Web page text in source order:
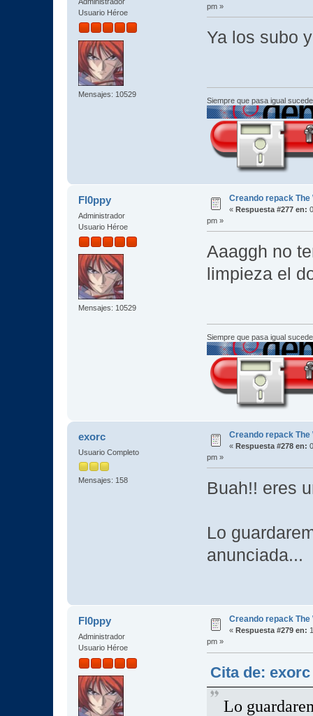
Usuario Héroe
Mensajes: 10529
pm »
Ya los subo
Siempre que pasa igual
Fl0ppy
Administrador
Usuario Héroe
Mensajes: 10529
Creando repack The
« Respuesta #277 en:
pm »
Aaaggh no
limpieza el
Siempre que pasa igual
exorc
Usuario Completo
Mensajes: 158
Creando repack The
« Respuesta #278 en:
pm »
Buah!! eres
Lo
anunciada...
Fl0ppy
Administrador
Usuario Héroe
Creando repack The
« Respuesta #279 en:
pm »
Cita de:
Lo